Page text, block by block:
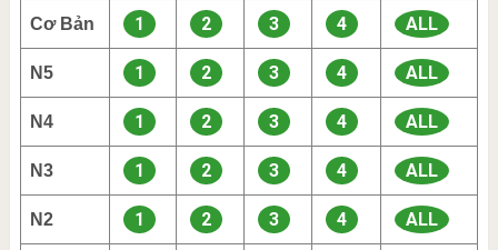
Cơ Bản 1 2 3 4 ALL
N5 1 2 3 4 ALL
N4 1 2 3 4 ALL
N3 1 2 3 4 ALL
N2 1 2 3 4 ALL